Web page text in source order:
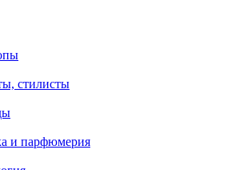
стилисты
и парфюмерия